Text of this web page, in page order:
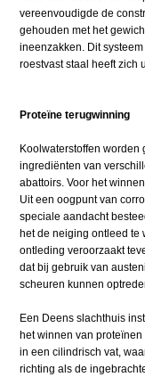
vereenvoudigde de
gehouden met het
ineenzakken. Dit
roestvast staal heeft zich
Proteïne terugwinning
Koolwaterstoffen
ingrediënten van
abattoirs. Voor het
Uit een oogpunt van
speciale aandacht
het de neiging ontleed te
ontleding veroorzaakt
dat bij gebruik van
scheuren kunnen
Een Deens slachthuis
het winnen van
in een cilindrisch vat,
richting als de